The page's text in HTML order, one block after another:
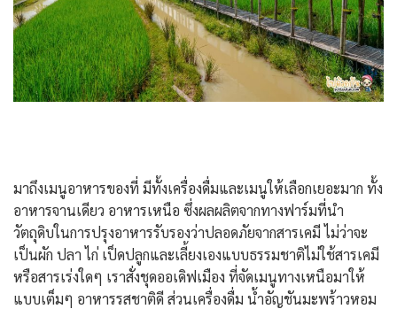
มาถึงเมนูอาหารของที่ มีทั้งเครื่องดื่มและเมนูให้เลือกเยอะมาก ทั้ง
อาหารจานเดียว อาหารเหนือ ซึ่งผลผลิตจากทางฟาร์มที่นำ
วัตถุดิบในการปรุงอาหารรับรองว่าปลอดภัยจากสารเคมี ไม่ว่าจะ
เป็นผัก ปลา ไก่ เป็ดปลูกและเลี้ยงเองแบบธรรมชาติไม่ใช้สารเคมี
หรือสารเร่งใดๆ เราสั่งชุดออเดิฟเมือง ที่จัดเมนูทางเหนือมาให้
แบบเต็มๆ อาหารรสชาติดี ส่วนเครื่องดื่ม น้ำอัญชันมะพร้าวหอม